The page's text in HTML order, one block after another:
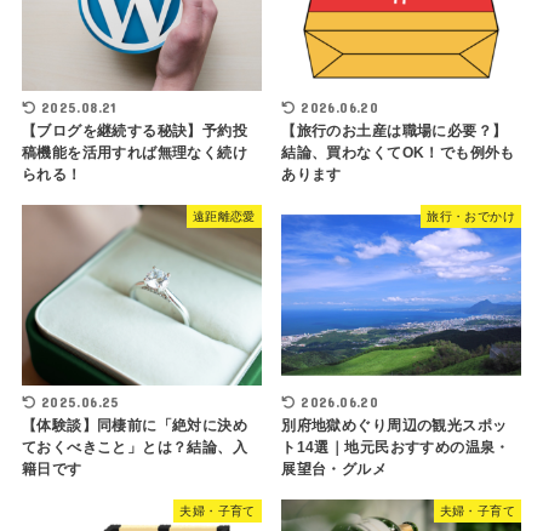
2025.08.21
【ブログを継続する秘訣】予約投
稿機能を活用すれば無理なく続け
られる！
2026.06.20
【旅行のお土産は職場に必要？】
結論、買わなくてOK！でも例外も
あります
遠距離恋愛
2025.06.25
【体験談】同棲前に「絶対に決め
ておくべきこと」とは？結論、入
籍日です
旅行・おでかけ
2026.06.20
別府地獄めぐり周辺の観光スポッ
ト14選｜地元民おすすめの温泉・
展望台・グルメ
夫婦・子育て 夫婦・子育て